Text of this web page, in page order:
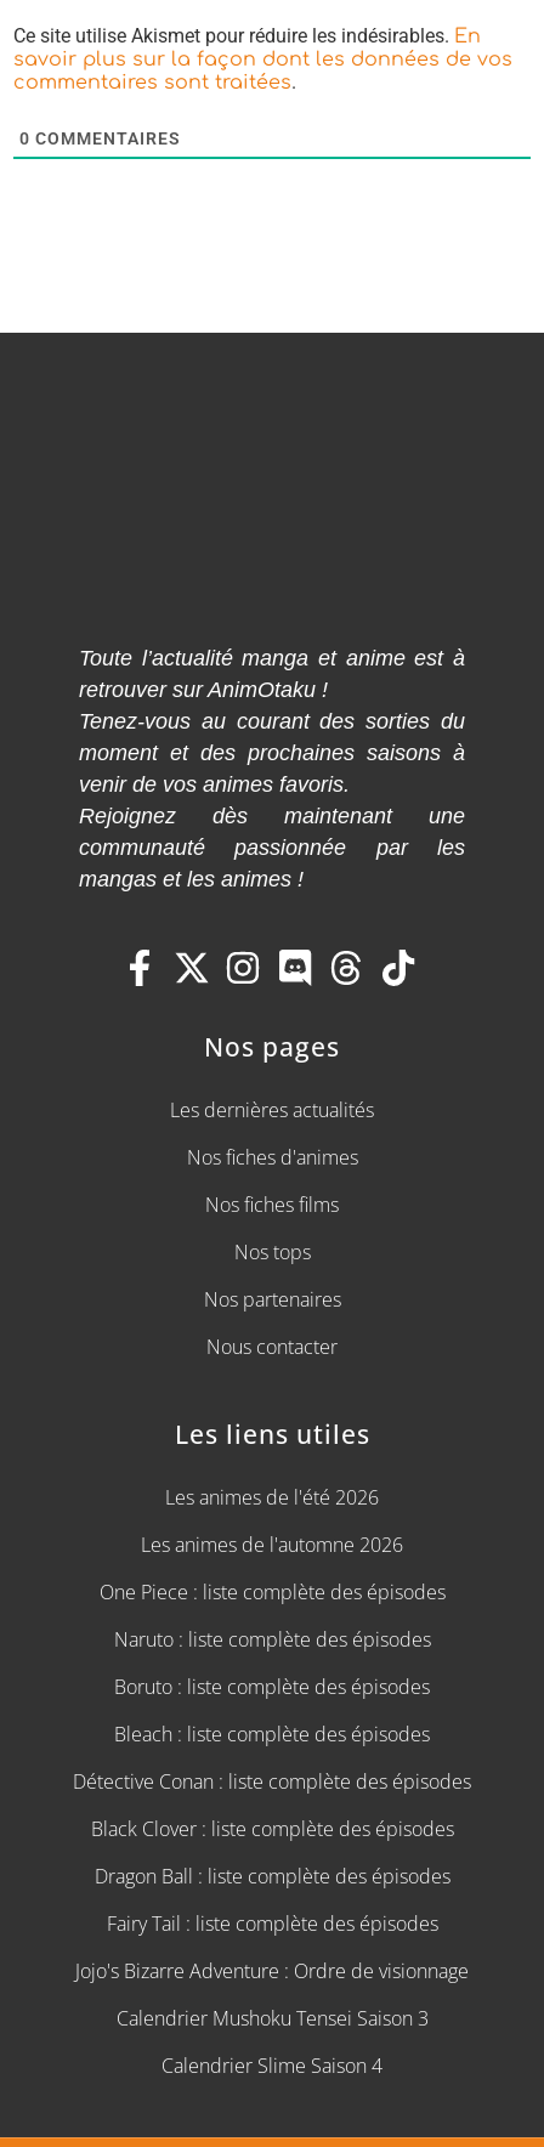
Ce site utilise Akismet pour réduire les indésirables. En
savoir plus sur la façon dont les données de vos
commentaires sont traitées.
0 COMMENTAIRES
Toute l’actualité manga et anime est à
retrouver sur AnimOtaku !
Tenez-vous au courant des sorties du
moment et des prochaines saisons à
venir de vos animes favoris.
Rejoignez dès maintenant une
communauté passionnée par les
mangas et les animes !
Nos pages
Les dernières actualités
Nos fiches d'animes
Nos fiches films
Nos tops
Nos partenaires
Nous contacter
Les liens utiles
Les animes de l'été 2026
Les animes de l'automne 2026
One Piece : liste complète des épisodes
Naruto : liste complète des épisodes
Boruto : liste complète des épisodes
Bleach : liste complète des épisodes
Détective Conan : liste complète des épisodes
Black Clover : liste complète des épisodes
Dragon Ball : liste complète des épisodes
Fairy Tail : liste complète des épisodes
Jojo's Bizarre Adventure : Ordre de visionnage
Calendrier Mushoku Tensei Saison 3
Calendrier Slime Saison 4